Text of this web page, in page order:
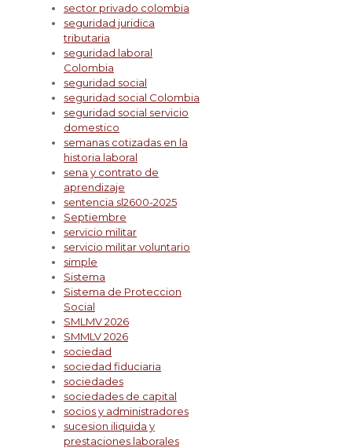
sector privado colombia
seguridad juridica
tributaria
seguridad laboral
Colombia
seguridad social
seguridad social Colombia
seguridad social servicio
domestico
semanas cotizadas en la
historia laboral
sena y contrato de
aprendizaje
sentencia sl2600-2025
Septiembre
servicio militar
servicio militar voluntario
simple
Sistema
Sistema de Proteccion
Social
SMLMV 2026
SMMLV 2026
sociedad
sociedad fiduciaria
sociedades
sociedades de capital
socios y administradores
sucesion iliquida y
prestaciones laborales